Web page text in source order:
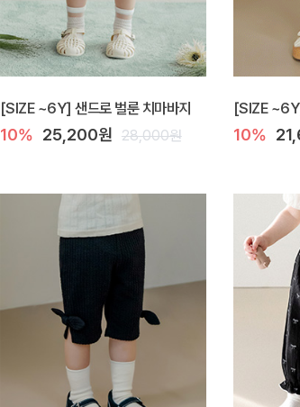
[SIZE ~6Y] 샌드로 벌룬 치마바지
10% 25,200원 28,000원
[SIZE
10%